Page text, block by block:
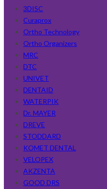
3DISC
Curaprox
Ortho Technology
Ortho Organizers
MRC
DTC
UNIVET
DENTAID
WATERPIK
Dr. MAYER
DREVE
STODDARD
KOMET DENTAL
VELOPEX
AKZENTA
GOOD DRS